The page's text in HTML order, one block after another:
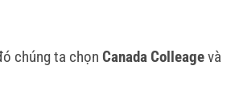
chúng ta chọn Canada Colleagevà